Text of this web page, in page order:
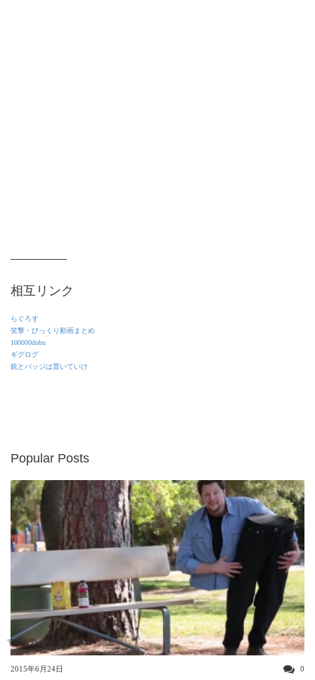
相互リンク
らぐろす
笑撃・びっくり動画まとめ
100000dobu
ギグログ
銃とバッジは置いていけ
Popular Posts
すごい動画
2015年6月24日 0